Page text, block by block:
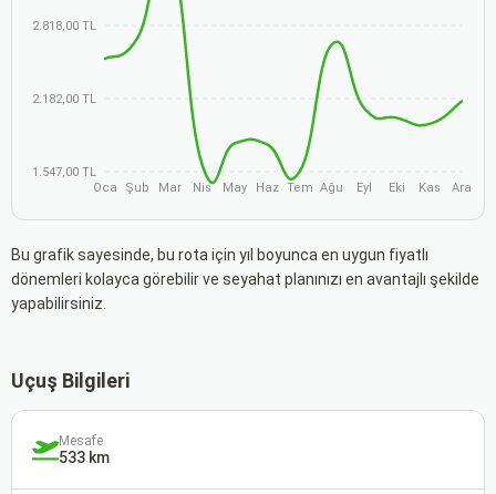
2.818,00 TL
2.182,00 TL
1.547,00 TL
Oca
Şub Mar Nis May Haz Tem Ağu Eyl Eki Kas Ara
Bu grafik sayesinde, bu rota için yıl boyunca en uygun fiyatlı
dönemleri kolayca görebilir ve seyahat planınızı en avantajlı şekilde
yapabilirsiniz.
Uçuş Bilgileri
Mesafe
533 km